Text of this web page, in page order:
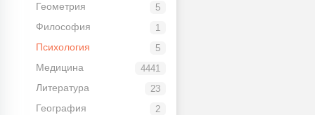
5
Геометрия
1
Философия
5
Психология
4441
Медицина
23
Литература
2
География